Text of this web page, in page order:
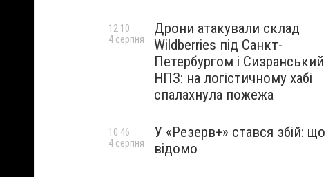
Дрони атакували склад
Wildberries під Санкт-
Петербургом і Сизранський
НПЗ: на логістичному хабі
спалахнула пожежа
12:10
4 серпня
У «Резерв+» стався збій: що
відомо
10:46
4 серпня